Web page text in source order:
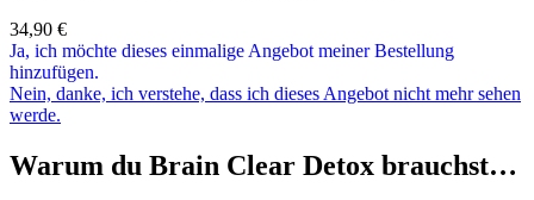
34,90 €
Ja, ich möchte dieses einmalige Angebot meiner Bestellung
hinzufügen.
Nein, danke, ich verstehe, dass ich dieses Angebot nicht mehr sehen
werde.
Warum du Brain Clear Detox brauchst…